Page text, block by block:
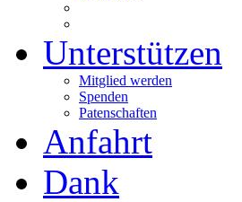
Unterstützen
Mitglied werden
Spenden
Patenschaften
Anfahrt
Dank